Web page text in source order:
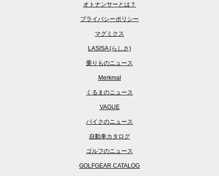
オトナンサーとは？
プライバシーポリシー
マグミクス
LASISA (らしさ)
乗りものニュース
Merkmal
くるまのニュース
VAGUE
バイクのニュース
自動車カタログ
ゴルフのニュース
GOLFGEAR CATALOG